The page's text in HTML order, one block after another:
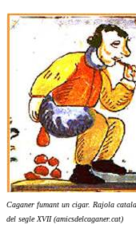
Caganer fumant un cigar. Rajola
del segle XVII (amicsdelcaganer.cat)